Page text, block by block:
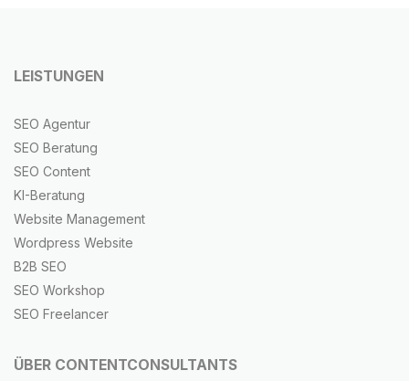
LEISTUNGEN
SEO Agentur
SEO Beratung
SEO Content
KI-Beratung
Website Management
Wordpress Website
B2B SEO
SEO Workshop
SEO Freelancer
ÜBER CONTENTCONSULTANTS